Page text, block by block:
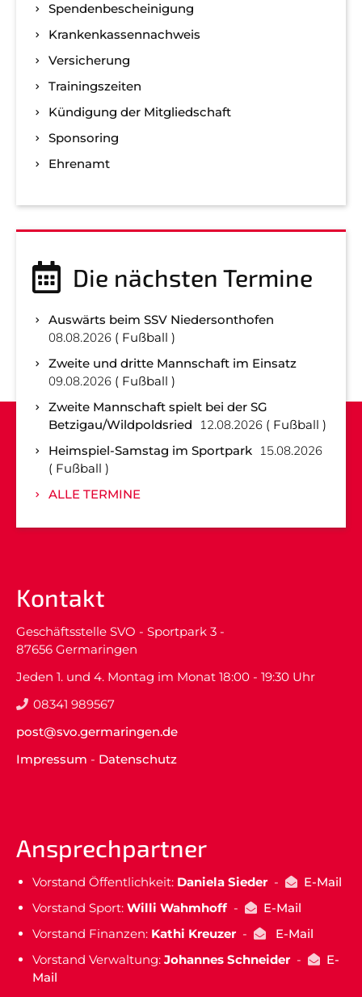
Spenden­bescheinigung
Kranken­kassen­nachweis
Versicherung
Trainingszeiten
Kündigung der Mitgliedschaft
Sponsoring
Ehrenamt
Die nächsten Termine
Auswärts beim SSV Niedersonthofen
08.08.2026
Fußball
Zweite und dritte Mannschaft im Einsatz
09.08.2026
Fußball
Zweite Mannschaft spielt bei der SG
Betzigau/Wildpoldsried
12.08.2026
Fußball
Heimspiel-Samstag im Sportpark 15.08.2026
Fußball
ALLE TERMINE
Kontakt
Geschäftsstelle SVO - Sportpark 3 -
87656 Germaringen
Jeden 1. und 4. Montag im Monat 18:00 - 19:30 Uhr
08341 989567
post@svo.germaringen.de
Impressum - Datenschutz
Ansprechpartner
Vorstand Öffentlichkeit: Daniela Sieder-
E-Mail
Vorstand Sport: Willi Wahmhoff-
E-Mail
Vorstand Finanzen: Kathi Kreuzer-
E-Mail
Vorstand Verwaltung: Johannes Schneider -
E-
Mail